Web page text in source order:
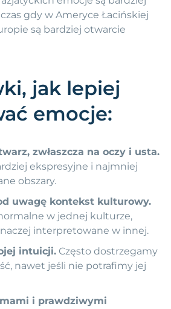
gdy w Ameryce Łacińskiej
są bardziej otwarcie
jak lepiej
emocje:
zwłaszcza na oczy i usta.
ekspresyjne i najmniej
obszary.
uwagę kontekst kulturowy.
w jednej kulturze,
interpretowane w innej.
intuicji. Często dostrzegamy
nawet jeśli nie potrafimy jej
i prawdziwymi